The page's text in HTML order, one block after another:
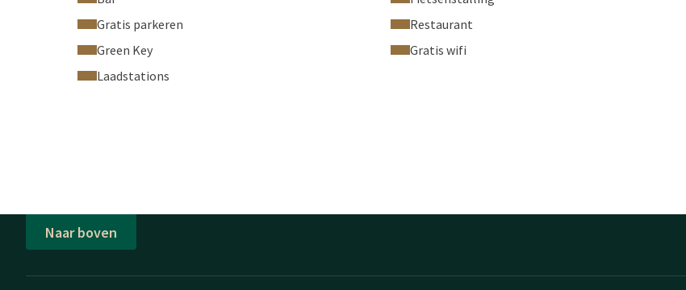
Gratis parkeren
Restaurant
Green Key
Gratis wifi
Laadstations
Naar boven